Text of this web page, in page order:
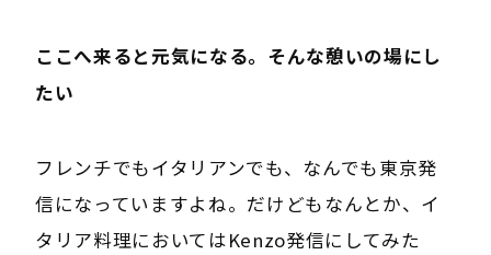
ここへ来ると元気になる。そんな憩いの場にし
たい
フレンチでもイタリアンでも、なんでも東京発
信になっていますよね。だけどもなんとか、イ
タリア料理においてはKenzo発信にしてみた